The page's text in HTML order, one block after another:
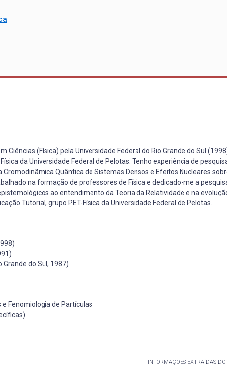
(Física) pela Universidade Federal do Rio Grande do Sul
da Universidade Federal de Pelotas. Tenho experiência de
Quântica de Sistemas Densos e Efeitos Nucleares
na formação de professores de Física e dedicado-me a
ao entendimento da Teoria da Relatividade e na
Tutorial, grupo PET-Física da Universidade Federal de Pelotas.
Grande do Sul, 1987)
e Fenomiologia de Partículas
INFORMAÇÕES EXTRAÍDAS DO